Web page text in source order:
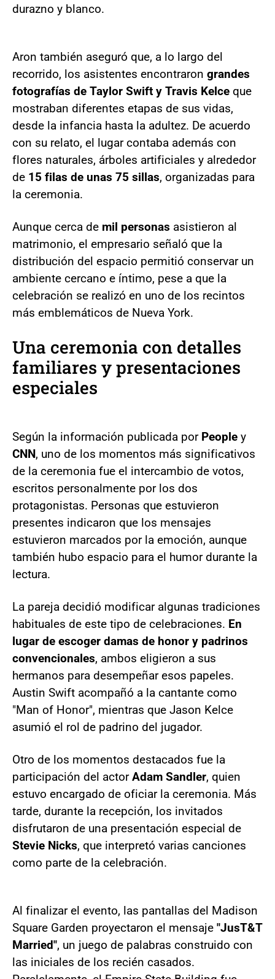
durazno y blanco.
Aron también aseguró que, a lo largo del
recorrido, los asistentes encontraron grandes
fotografías de Taylor Swift y Travis Kelce que
mostraban diferentes etapas de sus vidas,
desde la infancia hasta la adultez. De acuerdo
con su relato, el lugar contaba además con
flores naturales, árboles artificiales y alrededor
de 15 filas de unas 75 sillas, organizadas para
la ceremonia.
Aunque cerca de mil personas asistieron al
matrimonio, el empresario señaló que la
distribución del espacio permitió conservar un
ambiente cercano e íntimo, pese a que la
celebración se realizó en uno de los recintos
más emblemáticos de Nueva York.
Una ceremonia con detalles
familiares y presentaciones
especiales
Según la información publicada por People y
CNN, uno de los momentos más significativos
de la ceremonia fue el intercambio de votos,
escritos personalmente por los dos
protagonistas. Personas que estuvieron
presentes indicaron que los mensajes
estuvieron marcados por la emoción, aunque
también hubo espacio para el humor durante la
lectura.
La pareja decidió modificar algunas tradiciones
habituales de este tipo de celebraciones. En
lugar de escoger damas de honor y padrinos
convencionales, ambos eligieron a sus
hermanos para desempeñar esos papeles.
Austin Swift acompañó a la cantante como
"Man of Honor", mientras que Jason Kelce
asumió el rol de padrino del jugador.
Otro de los momentos destacados fue la
participación del actorAdam Sandler, quien
estuvo encargado de oficiar la ceremonia. Más
tarde, durante la recepción, los invitados
disfrutaron de una presentación especial de
Stevie Nicks, que interpretó varias canciones
como parte de la celebración.
Al finalizar el evento, las pantallas del Madison
Square Garden proyectaron el mensaje "JusT&T
Married", un juego de palabras construido con
las iniciales de los recién casados.